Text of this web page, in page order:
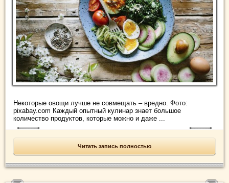
Некоторые овощи лучше не совмещать – вредно. Фото:
pixabay.com Каждый опытный кулинар знает большое
количество продуктов, которые можно и даже ...
Читать запись полностью